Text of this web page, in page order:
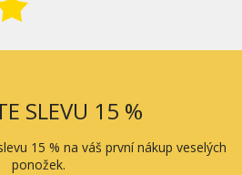
SLEVU 15 %
15 % na váš první nákup veselých
ponožek.